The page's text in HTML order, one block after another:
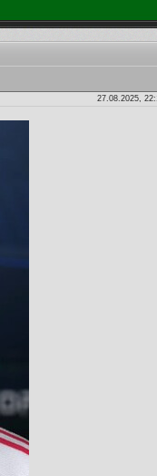
27.08.2025,